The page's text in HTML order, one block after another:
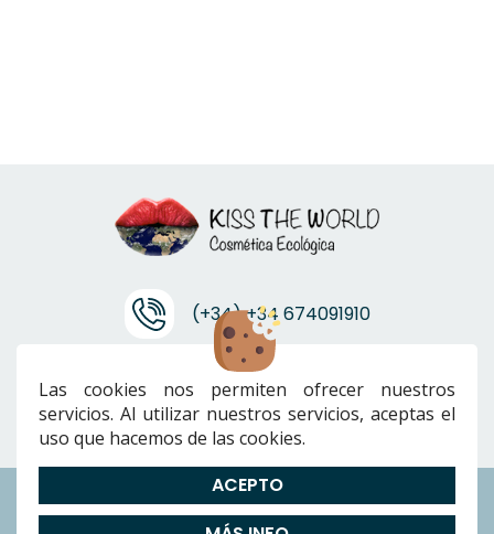
(+34) +34 674091910
info@ktwcanarias.com
Envíos|Devoluciones|Preguntas Frecuentes|Cookies|Aviso
Las cookies nos permiten ofrecer nuestros
servicios. Al utilizar nuestros servicios, aceptas el
uso que hacemos de las cookies.
ACEPTO